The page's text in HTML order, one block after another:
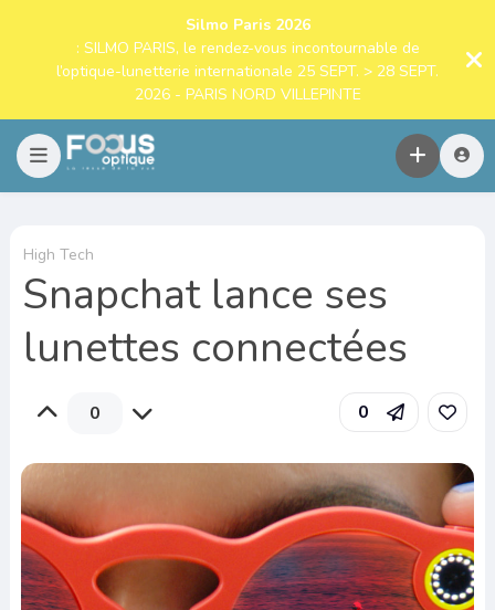
Silmo Paris 2026
: SILMO PARIS, le rendez-vous incontournable de
l’optique-lunetterie internationale 25 SEPT. > 28 SEPT.
2026 - PARIS NORD VILLEPINTE
High Tech
Snapchat lance ses
lunettes connectées
0 0